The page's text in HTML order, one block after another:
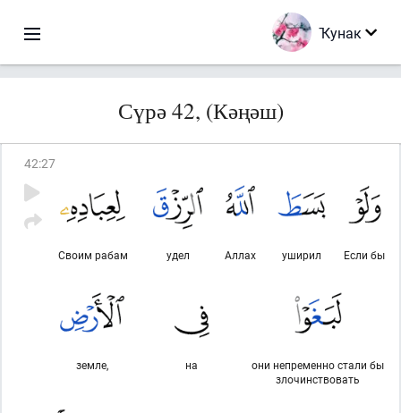
Ҡунак
Сүрә 42, (Кәңәш)
42:27
Если бы
уширил
Аллах
удел
Своим рабам
они непременно стали бы
злочинствовать
на
земле,